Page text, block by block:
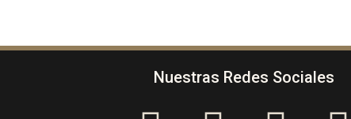
Nuestras Redes Sociales